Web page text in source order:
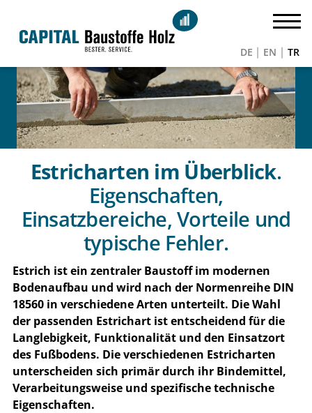
DE EN TR
Estricharten im Überblick.
Eigenschaften,
Einsatzbereiche, Vorteile und
typische Fehler.
Estrich ist ein zentraler Baustoff im modernen
Bodenaufbau und wird nach der Normenreihe DIN
18560 in verschiedene Arten unterteilt. Die Wahl
der passenden Estrichart ist entscheidend für die
Langlebigkeit, Funktionalität und den Einsatzort
des Fußbodens. Die verschiedenen Estricharten
unterscheiden sich primär durch ihr Bindemittel,
Verarbeitungsweise und spezifische technische
Eigenschaften.